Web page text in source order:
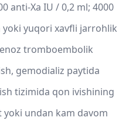
anti-Xa IU / 0,2 ml; 4000
yoki yuqori xavfli jarrohlik
tromboembolik
gemodializ paytida
tizimida qon ivishining
undan kam davom